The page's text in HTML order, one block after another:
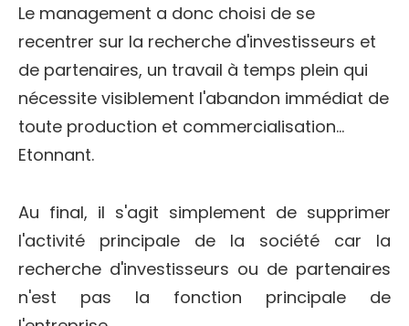
Le management a donc choisi de se
recentrer sur la recherche d'investisseurs et
de partenaires, un travail à temps plein qui
nécessite visiblement l'abandon immédiat de
toute production et commercialisation…
Etonnant.
Au final, il s'agit simplement de supprimer
l'activité principale de la société car la
recherche d'investisseurs ou de partenaires
n'est pas la fonction principale de